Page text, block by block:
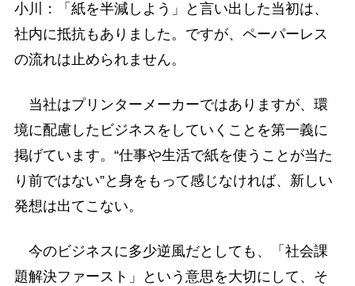
小川：「紙を半減しよう」と言い出した当初は、
社内に抵抗もありました。ですが、ペーパーレス
の流れは止められません。
当社はプリンターメーカーではありますが、環
境に配慮したビジネスをしていくことを第一義に
掲げています。“仕事や生活で紙を使うことが当た
り前ではない”と身をもって感じなければ、新しい
発想は出てこない。
今のビジネスに多少逆風だとしても、「社会課
題解決ファースト」という意思を大切にして、そ